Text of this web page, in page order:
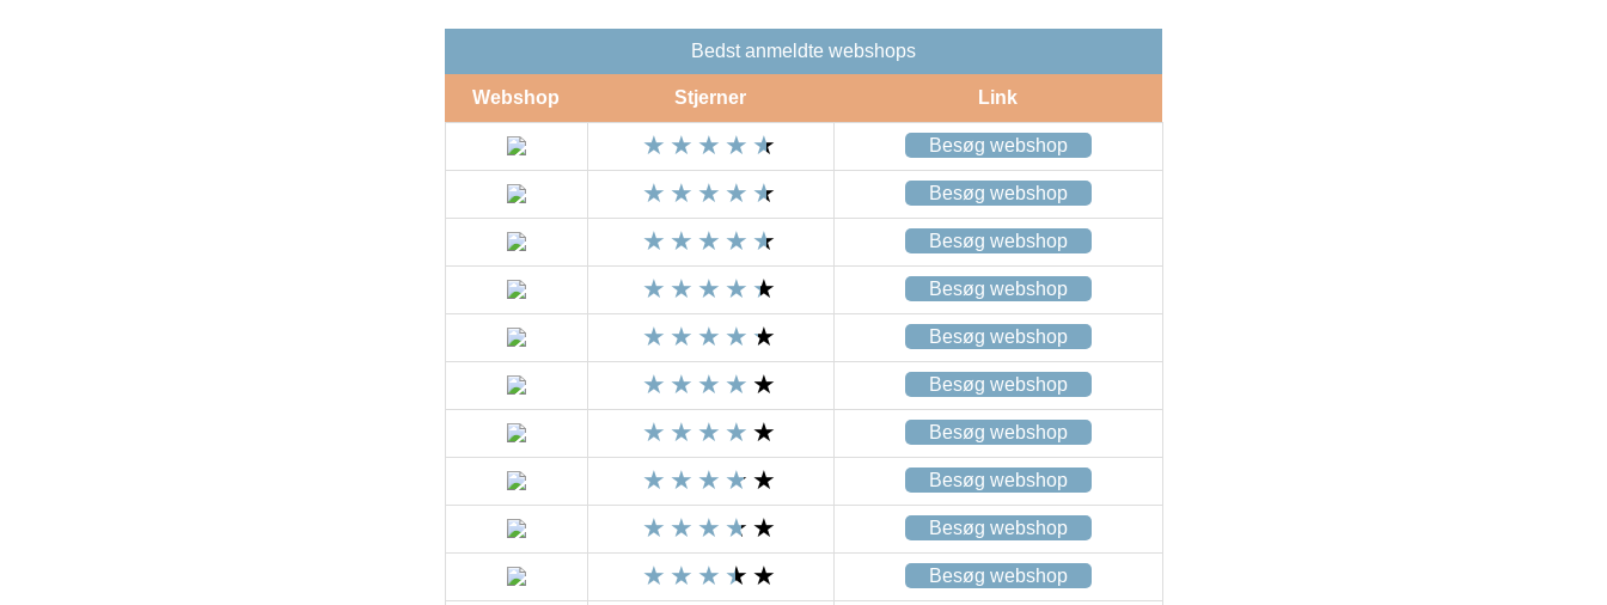
Bedst anmeldte webshops
Webshop Stjerner Link
Besøg webshop
Besøg webshop
Besøg webshop
Besøg webshop
Besøg webshop
Besøg webshop
Besøg webshop
Besøg webshop
Besøg webshop
Besøg webshop